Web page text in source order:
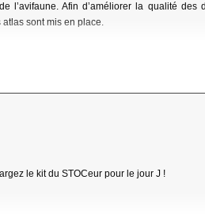
l’avifaune. Afin d’améliorer la qualité des
sont mis en place.
le kit du STOCeur pour le jour J !